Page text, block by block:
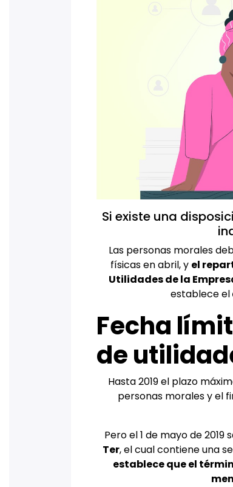
Si existe una
Las personas morales
físicas en abril, y el
Utilidades de la
establece el
Fecha
de
Hasta 2019 el plazo
personas morales y el
Pero el 1 de mayo de 2019
Ter, el cual contiene una
establece que el